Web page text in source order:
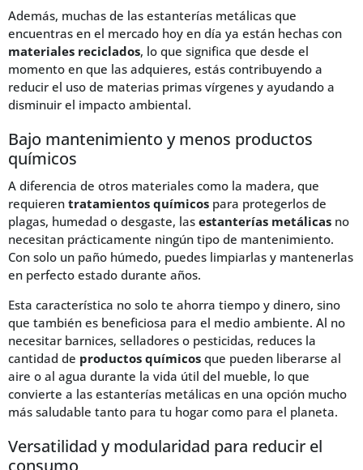
Además, muchas de las estanterías metálicas que
encuentras en el mercado hoy en día ya están hechas con
materiales reciclados, lo que significa que desde el
momento en que las adquieres, estás contribuyendo a
reducir el uso de materias primas vírgenes y ayudando a
disminuir el impacto ambiental.
Bajo mantenimiento y menos productos
químicos
A diferencia de otros materiales como la madera, que
requieren tratamientos químicos para protegerlos de
plagas, humedad o desgaste, las estanterías metálicas no
necesitan prácticamente ningún tipo de mantenimiento.
Con solo un paño húmedo, puedes limpiarlas y mantenerlas
en perfecto estado durante años.
Esta característica no solo te ahorra tiempo y dinero, sino
que también es beneficiosa para el medio ambiente. Al no
necesitar barnices, selladores o pesticidas, reduces la
cantidad de productos químicos que pueden liberarse al
aire o al agua durante la vida útil del mueble, lo que
convierte a las estanterías metálicas en una opción mucho
más saludable tanto para tu hogar como para el planeta.
Versatilidad y modularidad para reducir el
consumo